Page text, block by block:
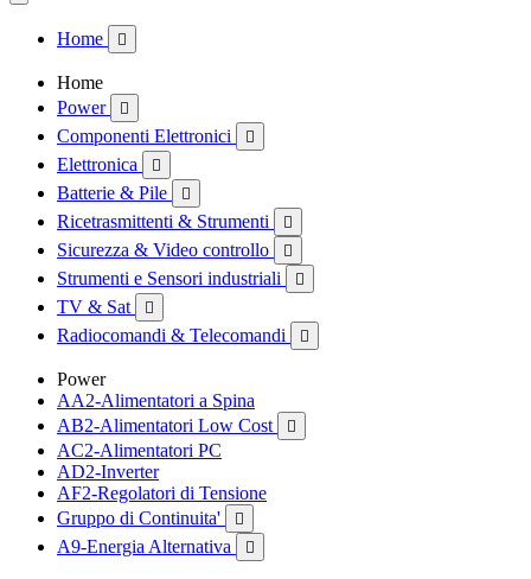
Home 
Home
Power

Componenti Elettronici 
Elettronica 
Batterie & Pile 
Ricetrasmittenti & Strumenti 
Sicurezza & Video controllo 
Strumenti e Sensori industriali 
TV & Sat 
Radiocomandi & Telecomandi 
Power
AA2-Alimentatori a Spina
AB2-Alimentatori Low Cost

AC2-Alimentatori PC
AD2-Inverter
AF2-Regolatori di Tensione
Gruppo di Continuita'

A9-Energia Alternativa 